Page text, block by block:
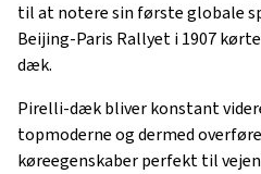
til at notere sin første globale
Beijing-Paris Rallyet i 1907
dæk.
Pirelli-dæk bliver konstant
topmoderne og dermed
køreegenskaber perfekt til